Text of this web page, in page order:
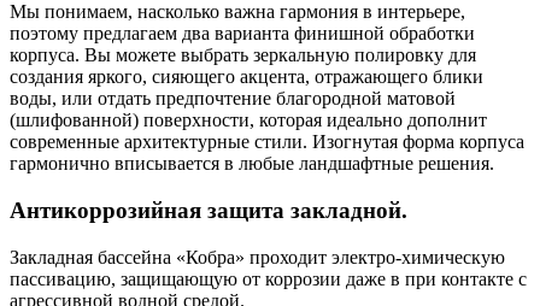
Мы понимаем, насколько важна гармония в интерьере,
поэтому предлагаем два варианта финишной обработки
корпуса. Вы можете выбрать зеркальную полировку для
создания яркого, сияющего акцента, отражающего блики
воды, или отдать предпочтение благородной матовой
(шлифованной) поверхности, которая идеально дополнит
современные архитектурные стили. Изогнутая форма корпуса
гармонично вписывается в любые ландшафтные решения.
Антикоррозийная защита закладной.
Закладная бассейна «Кобра» проходит электро-химическую
пассивацию, защищающую от коррозии даже в при контакте с
агрессивной водной средой.